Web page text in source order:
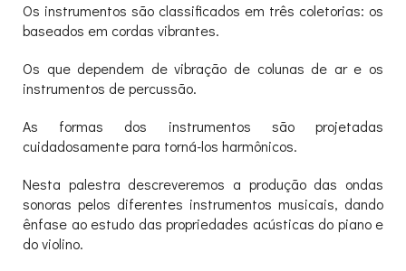
Os instrumentos são classificados em três coletorias: os
baseados em cordas vibrantes.
Os que dependem de vibração de colunas de ar e os
instrumentos de percussão.
As formas dos instrumentos são projetadas
cuidadosamente para torná-los harmônicos.
Nesta palestra descreveremos a produção das ondas
sonoras pelos diferentes instrumentos musicais, dando
ênfase ao estudo das propriedades acústicas do piano e
do violino.